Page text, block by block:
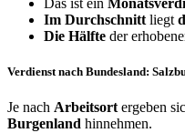
Das ist ein
Im Durchschnitt liegt
Die Hälfte der
Verdienst nach Bundesland:
Je nach Arbeitsort ergeben
Burgenland hinnehmen.